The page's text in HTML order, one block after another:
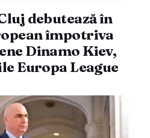
debutează în
împotriva
Dinamo Kiev,
Europa League